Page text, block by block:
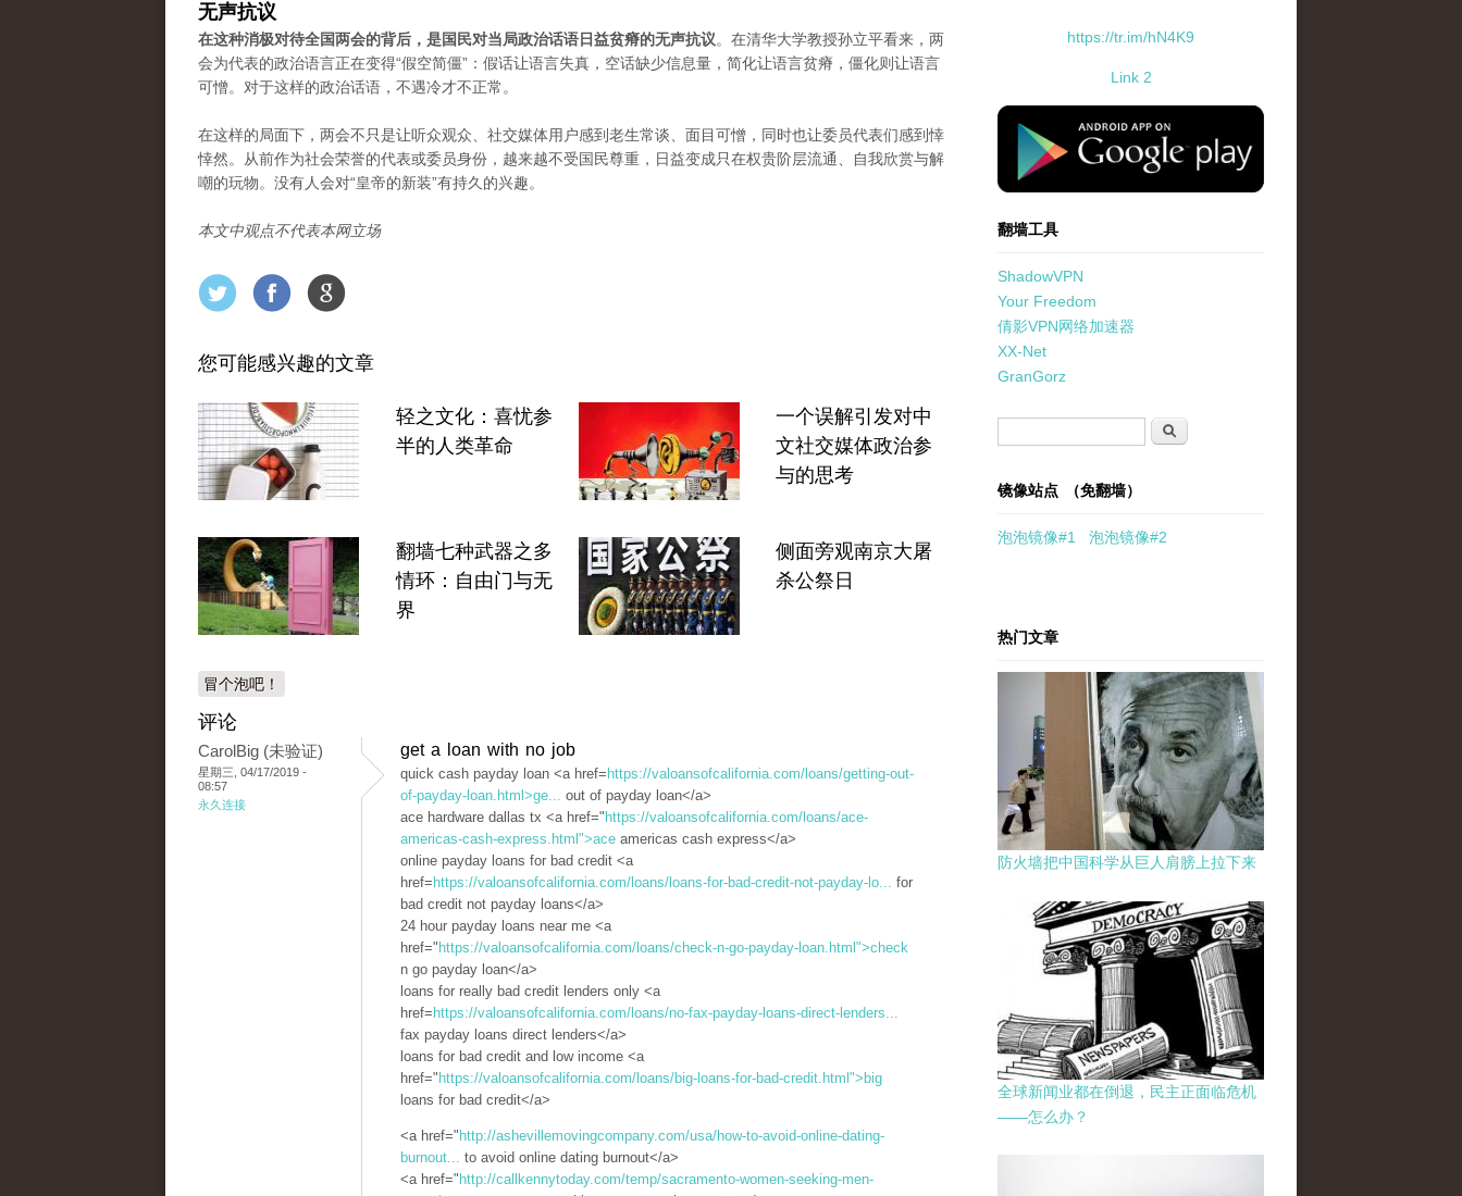
无声抗议
在这种消极对待全国两会的背后，是国民对当局政治话语日益贫瘠的无声抗议。在清华大学教授孙立平看来，两
会为代表的政治语言正在变得“假空简僵”：假话让语言失真，空话缺少信息量，简化让语言贫瘠，僵化则让语言
可憎。对于这样的政治话语，不遇冷才不正常。
在这样的局面下，两会不只是让听众观众、社交媒体用户感到老生常谈、面目可憎，同时也让委员代表们感到悻
悻然。从前作为社会荣誉的代表或委员身份，越来越不受国民尊重，日益变成只在权贵阶层流通、自我欣赏与解
嘲的玩物。没有人会对“皇帝的新装”有持久的兴趣。
本文中观点不代表本网立场
您可能感兴趣的文章
轻之文化：喜忧参
半的人类革命
一个误解引发对中
文社交媒体政治参
与的思考
翻墙七种武器之多
情环：自由门与无
界
侧面旁观南京大屠
杀公祭日
冒个泡吧！
评论
CarolBig (未验证)
星期三, 04/17/2019 -
08:57
永久连接
get a loan with no job
quick cash payday loan <a href= https://valoansofcalifornia.com/loans/getting-out-
of-payday-loan.html>ge... out of payday loan</a>
ace hardware dallas tx <a href=" https://valoansofcalifornia.com/loans/ace-
americas-cash-express.html">ace americas cash express</a>
online payday loans for bad credit <a
href= https://valoansofcalifornia.com/loans/loans-for-bad-credit-not-payday-lo... for
bad credit not payday loans</a>
24 hour payday loans near me <a
href=" https://valoansofcalifornia.com/loans/check-n-go-payday-loan.html">check
n go payday loan</a>
loans for really bad credit lenders only <a
href= https://valoansofcalifornia.com/loans/no-fax-payday-loans-direct-lenders...
fax payday loans direct lenders</a>
loans for bad credit and low income <a
href=" https://valoansofcalifornia.com/loans/big-loans-for-bad-credit.html">big
loans for bad credit</a>
<a href=" http://ashevillemovingcompany.com/usa/how-to-avoid-online-dating-
burnout... to avoid online dating burnout</a>
<a href=" http://callkennytoday.com/temp/sacramento-women-seeking-men-
https://tr.im/hN4K9
Link 2
standard-icon-googleplay-app-store.png
翻墙工具
ShadowVPN
Your Freedom
倩影VPN网络加速器
XX-Net
GranGorz
搜索
镜像站点 （免翻墙）
泡泡镜像#1 泡泡镜像#2
热门文章
防火墙把中国科学从巨人肩膀上拉下来
全球新闻业都在倒退，民主正面临危机
——怎么办？